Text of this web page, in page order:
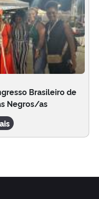
Brasileiro de
Negros/as